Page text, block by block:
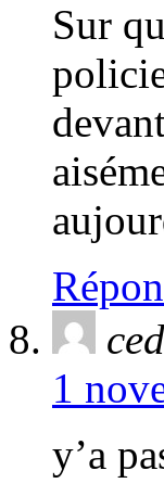
Sur
1
y’a